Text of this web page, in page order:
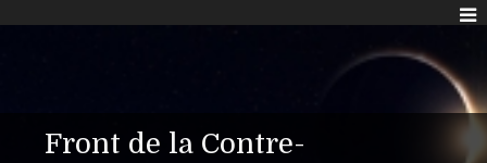
Front de la Contre-